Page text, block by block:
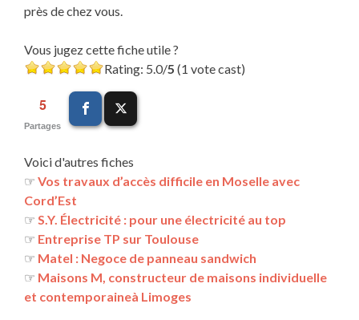
près de chez vous.
Vous jugez cette fiche utile ?
Rating: 5.0/5 (1 vote cast)
5
Partages
Voici d'autres fiches
☞ Vos travaux d’accès difficile en Moselle avec
Cord’Est
☞ S.Y. Électricité : pour une électricité au top
☞ Entreprise TP sur Toulouse
☞ Matel : Negoce de panneau sandwich
☞ Maisons M, constructeur de maisons individuelle
et contemporaineà Limoges